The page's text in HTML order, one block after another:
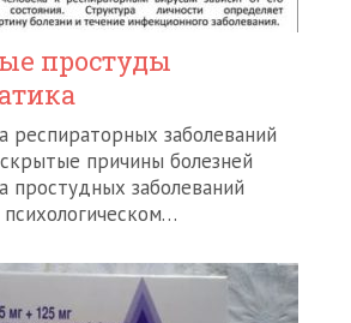
простуды
респираторных заболеваний
причины болезней
простудных заболеваний